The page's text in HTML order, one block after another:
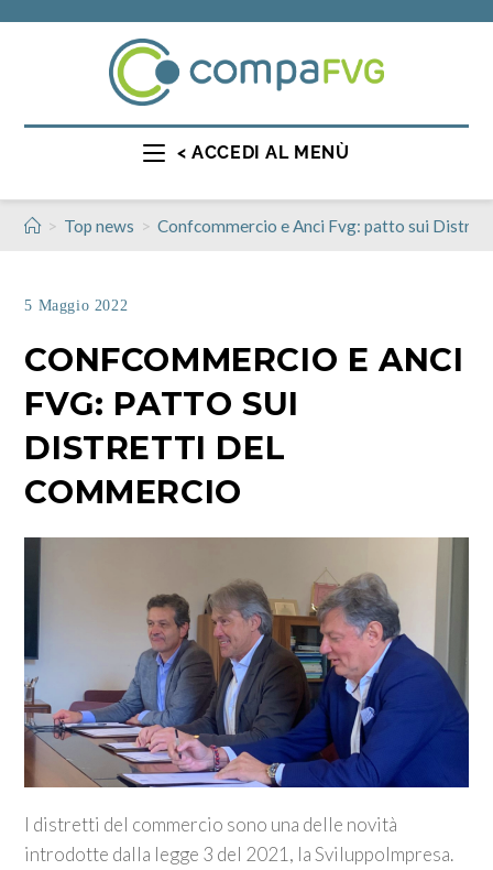
< ACCEDI AL MENÙ
> Top news > Confcommercio e Anci Fvg: patto sui
5 Maggio 2022
CONFCOMMERCIO E ANCI
FVG: PATTO SUI
DISTRETTI DEL
COMMERCIO
I distretti del commercio sono una delle novità
introdotte dalla legge 3 del 2021, la SviluppoImpresa.